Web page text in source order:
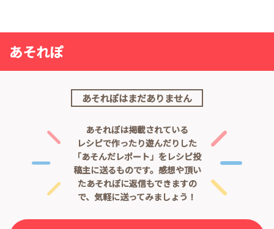
あそれぽ
あそれぽはまだありません
あそれぽは掲載されている
レシピで作ったり遊んだりした
「あそんだレポート」をレシピ投
稿主に送るものです。 感想や頂い
たあそれぽに返信もできますの
で、気軽に送ってみましょう！